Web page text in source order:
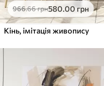
966.66грн580.00 грн
Кінь, імітація живопису